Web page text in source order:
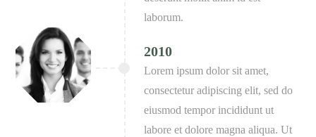
laborum.
2010
Lorem ipsum dolor sit amet,
consectetur adipiscing elit, sed do
eiusmod tempor incididunt ut
labore et dolore magna aliqua. Ut